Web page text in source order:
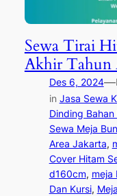
Sewa Tirai
Akhir Tahun
Des 6, 2024—
in Jasa Sewa
Dinding
Sewa Meja
Area Jakarta,
Cover Hitam
d160cm, meja
Dan Kursi,